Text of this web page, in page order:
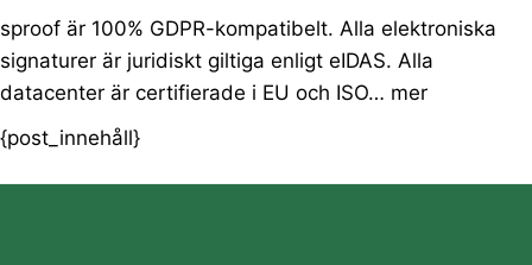
sproof är 100% GDPR-kompatibelt. Alla elektroniska
signaturer är juridiskt giltiga enligt eIDAS. Alla
datacenter är certifierade i EU och ISO… mer
{post_innehåll}